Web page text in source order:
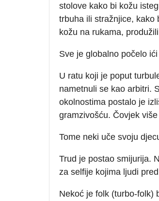
stolove kako bi kožu
trbuha ili stražnjice, kako
kožu na rukama,
Sve je globalno počelo
U ratu koji je poput
nametnuli se kao arbitri.
okolnostima postalo je
gramzivošću. Čovjek
Tome neki uče svoju
Trud je postao smijurija.
za selfije kojima ljudi
Nekoć je folk (turbo-folk)